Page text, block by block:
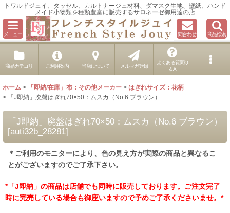
トワルドジュイ、タッセル、カルトナージュ材料、ダマスク生地、壁紙、ハンド
メイド小物類を種類豊富に販売するサロネーゼ御用達の店
メニュー 問合わせ 商品検索
商品カテゴリ ご利用案内 当店について メルマガ登録
よくある質問Q
＆A
ホーム > 「即納/在庫」布：その他メーカー > はぎれサイズ：花柄
>
「J即納」廃盤はぎれ70×50：ムスカ（No.6 ブラウン）
「J即納」廃盤はぎれ70×50：ムスカ（No.6 ブラウン）
[auti32b_28281]
＊ご利用のモニターにより、色の見え方が実際の商品と異なるこ
とがございますのでご了承下さい。
*「J即納」の商品は店舗でも同時に販売しております。ご注文完了
時に完売している場合も御座いますので予めご了承くださいませ。*